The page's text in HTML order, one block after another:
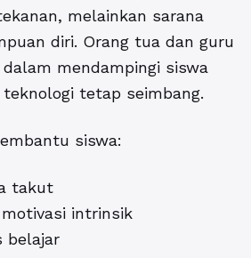
melainkan sarana
diri. Orang tua dan guru
mendampingi siswa
teknologi tetap seimbang.
siswa:
takut
intrinsik
belajar